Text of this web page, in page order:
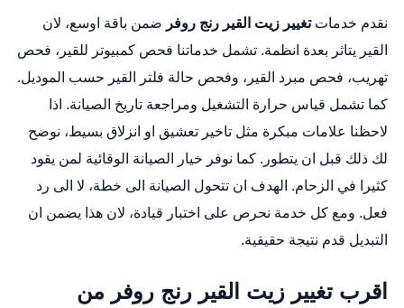
نقدم خدماتتغيير زيت القير رنج روفر ضمن باقة اوسع، لان
القير يتاثر بعدة انظمة. تشمل خدماتنا فحص كمبيوتر للقير، فحص
تهريب، فحص مبرد القير، وفحص حالة فلتر القير حسب الموديل.
كما تشمل قياس حرارة التشغيل ومراجعة تاريخ الصيانة. اذا
لاحظنا علامات مبكرة مثل تاخير تعشيق او انزلاق بسيط، نوضح
لك ذلك قبل ان يتطور. كما نوفر خيار الصيانة الوقائية لمن يقود
كثيرا في الزحام. الهدف ان تتحول الصيانة الى خطة، لا الى رد
فعل. ومع كل خدمة نحرص على اختبار قيادة، لان هذا يضمن ان
التبديل قدم نتيجة حقيقية.
اقرب تغيير زيت القير رنج روفر من